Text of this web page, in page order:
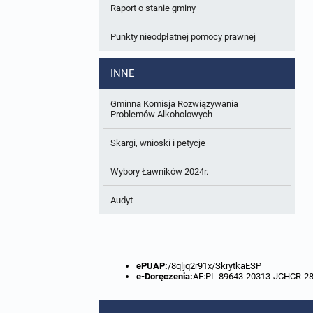
W trakcie opracowania
Zbiory danych przestrzennych
Analizy zmian w zagospodarowaniu
Raport o stanie gminy
Punkty nieodpłatnej pomocy prawnej
INNE
Gminna Komisja Rozwiązywania
Problemów Alkoholowych
Skargi, wnioski i petycje
Wybory Ławników 2024r.
Audyt
ePUAP:/8qljq2r91x/SkrytkaESP
e-Doręczenia:AE:PL-89643-20313-JCHCR-28